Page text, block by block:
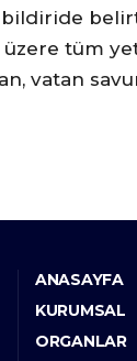
tüm
vatan
ANASAYFA
KURUMSAL
ORGANLAR